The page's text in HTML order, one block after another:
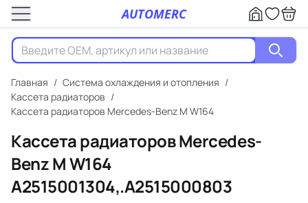
AUTOMERC
Главная / Система охлаждения и отопления /
Кассета радиаторов /
Кассета радиаторов Mercedes-Benz M W164
Кассета радиаторов Mercedes-
Benz M W164
A2515001304,.A2515000803